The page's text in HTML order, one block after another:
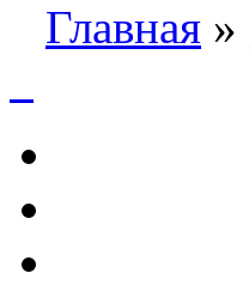
Главная »